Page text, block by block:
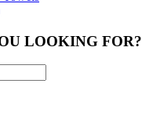
LOOKING FOR?